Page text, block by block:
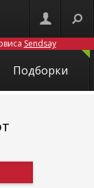
Sendsay
Подборки